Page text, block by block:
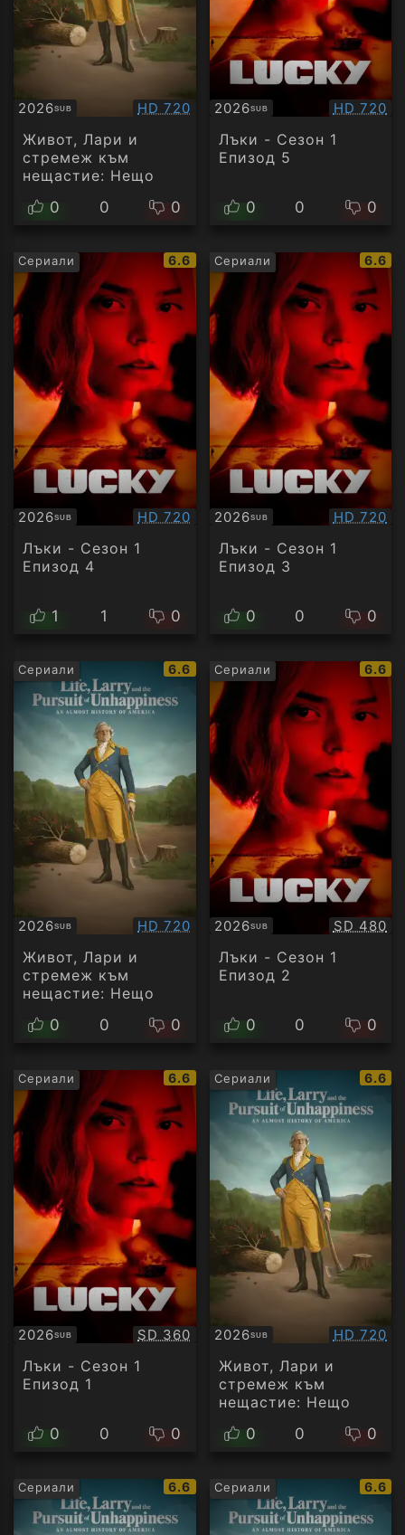
2026SUB
Субтитри Качество:
HD 720
Живот, Лари и
стремеж към
нещастие: Нещо
Америка - Сезон 1
0 0 0
2026SUB
Субтитри HD 720
Лъки - Сезон 1
Епизод 5
0 0 0
Сериали
IMDb
рейтинг:
6.6
2026SUB
Субтитри Качество:
HD 720
Лъки - Сезон 1
Епизод 4
1 1 0
Сериали
IMDb
6.6
2026SUB
Субтитри HD 720
Лъки - Сезон 1
Епизод 3
0 0 0
Сериали
IMDb
рейтинг:
6.6
2026SUB
Субтитри Качество:
HD 720
Живот, Лари и
стремеж към
нещастие: Нещо
Америка - Сезон 1
0 0 0
Сериали
IMDb
6.6
2026SUB
Субтитри SD 480
Лъки - Сезон 1
Епизод 2
0 0 0
Сериали
IMDb
рейтинг:
6.6
2026SUB
Субтитри Качество:
SD 360
Лъки - Сезон 1
Епизод 1
0 0 0
Сериали
IMDb
6.6
2026SUB
Субтитри HD 720
Живот, Лари и
стремеж към
нещастие: Нещо
Америка - Сезон 1
0 0 0
Сериали
IMDb
рейтинг:
6.6 Сериали
IMDb
6.6